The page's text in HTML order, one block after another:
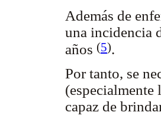
Además de
una incidencia
años (5).
Por tanto, se
(especialmente
capaz de